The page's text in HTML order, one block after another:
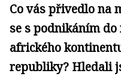
Co vás přivedlo na
se s podnikáním
afrického
republiky? Hledali